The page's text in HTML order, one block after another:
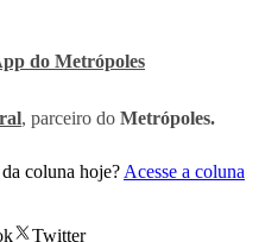
do Metrópoles
, parceiro do Metrópoles.
coluna hoje? Acesse a coluna
Twitter